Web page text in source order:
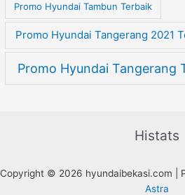
Promo Hyundai Tambun Terbaik
Promo Hyundai Tangerang 2021
Promo Hyundai Tangerang
Histats
Copyright © 2026 hyundaibekasi.com |
Astra